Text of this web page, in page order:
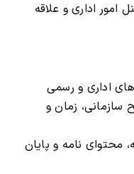
امور اداری و علاقه
های اداری و رسمی
زمان و
محتوای نامه و پایان